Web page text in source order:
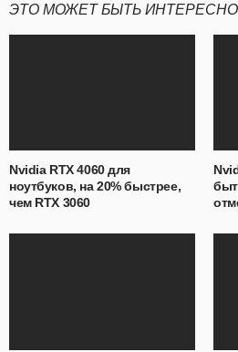
ЭТО МОЖЕТ БЫТЬ ИНТЕРЕСНО
Nvidia RTX 4060 для
ноутбуков, на 20% быстрее,
чем RTX 3060